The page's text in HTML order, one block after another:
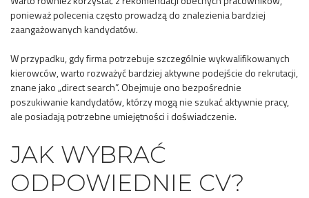
ponieważ polecenia często prowadzą do znalezienia bardziej
zaangażowanych kandydatów.
W przypadku, gdy firma potrzebuje szczególnie wykwalifikowanych
kierowców, warto rozważyć bardziej aktywne podejście do rekrutacji,
znane jako „direct search”. Obejmuje ono bezpośrednie
poszukiwanie kandydatów, którzy mogą nie szukać aktywnie pracy,
ale posiadają potrzebne umiejętności i doświadczenie.
JAK WYBRAĆ
ODPOWIEDNIE CV?